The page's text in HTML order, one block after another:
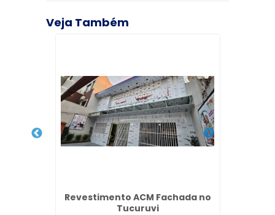
Veja Também
Revestimento ACM Fachada no
Tucuruvi